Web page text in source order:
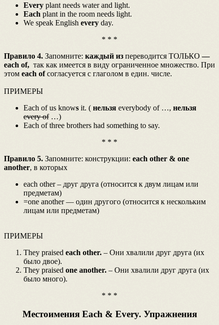
Every plant needs water and light.
Each plant in the room needs light.
We speak English every day.
* * *
Правило 4. Запомните: каждый из переводится ТОЛЬКО —
each of, так как имеется в виду ограниченное множество. При
этом each ofсогласуется с глаголом в един. числе.
ПРИМЕРЫ
Each of us knows it. ( нельзя everybody of …, нельзя
every of…)
Each of three brothers had something to say.
* * *
Правило 5. Запомните: конструкции: each other & one
another, в которых
each other – друг друга (относится к двум лицам или
предметам)
=one another — один другого (относится к нескольким
лицам или предметам)
ПРИМЕРЫ
They praised each other.– Они хвалили друг друга (их
было двое).
They praised one another. – Они хвалили друг друга (их
было много).
* * *
Местоимения Each & Every. Упражнения